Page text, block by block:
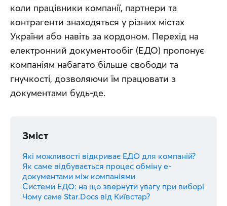
коли працівники компанії, партнери та
контрагенти знаходяться у різних містах
України або навіть за кордоном. Перехід на
електронний документообіг (ЕДО) пропонує
компаніям набагато більше свободи та
гнучкості, дозволяючи їм працювати з
документами будь-де.
Зміст
Які можливості відкриває ЕДО для компаній?
Як саме відбувається процес обміну е-
документами між компаніями
Системи ЕДО: на що звернути увагу при виборі
Чому саме Star.Docs від Київстар?